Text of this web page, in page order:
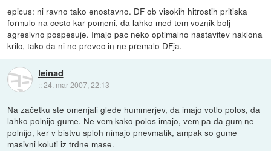
epicus: ni ravno tako enostavno. DF ob visokih hitrostih pritiska
formulo na cesto kar pomeni, da lahko med tem voznik bolj
agresivno pospesuje. Imajo pac neko optimalno nastavitev naklona
krilc, tako da ni ne prevec in ne premalo DFja.
leinad
::24. mar 2007, 22:13
Na začetku ste omenjali glede hummerjev, da imajo votlo polos, da
lahko polnijo gume. Ne vem kako polos imajo, vem pa da gum ne
polnijo, ker v bistvu sploh nimajo pnevmatik, ampak so gume
masivni koluti iz trdne mase.